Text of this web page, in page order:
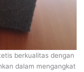
berkualitas dengan
dalam mengangkat